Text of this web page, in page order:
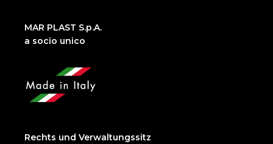
MAR PLAST S.p.A.
a socio unico
Rechts und Verwaltungssitz